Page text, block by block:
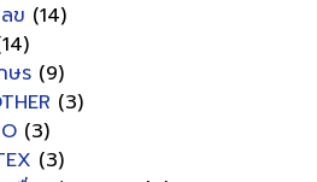
ข (14)
ษร (9)
(3)
(3)
(3)